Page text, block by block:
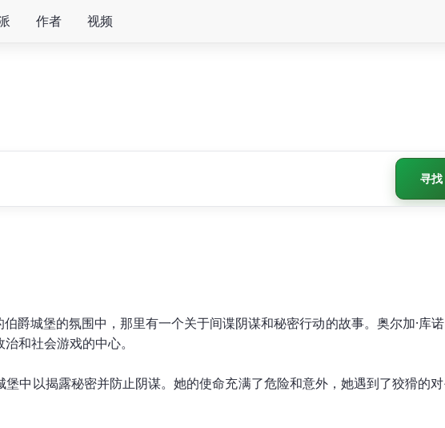
作者 视频
寻找
爵城堡的氛围中，那里有一个关于间谍阴谋和秘密行动的故事。奥尔加·库
和社会游戏的中心。
中以揭露秘密并防止阴谋。她的使命充满了危险和意外，她遇到了狡猾的